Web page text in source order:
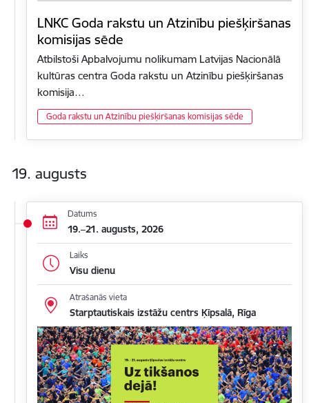
LNKC Goda rakstu un Atzinību piešķiršanas
komisijas sēde
Atbilstoši Apbalvojumu nolikumam Latvijas Nacionālā
kultūras centra Goda rakstu un Atzinību piešķiršanas
komisija…
Goda rakstu un Atzinību piešķiršanas komisijas sēde
19. augusts
Datums
19.–21. augusts, 2026
Laiks
Visu dienu
Atrašanās vieta
Starptautiskais izstāžu centrs Ķīpsalā, Rīga